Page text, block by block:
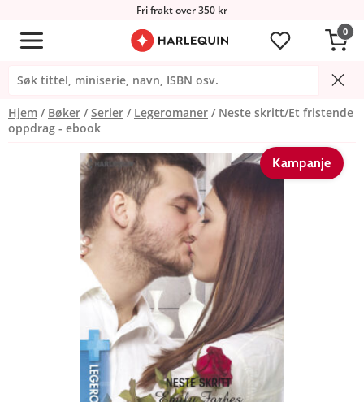
Fri frakt over 350 kr
0
Hjem Bøker Serier Legeromaner
Neste skritt/Et fristende
oppdrag - ebook
Kampanje